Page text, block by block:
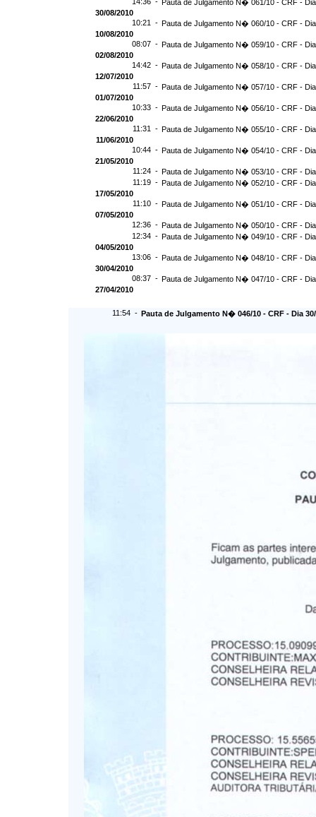
Pauta de Julgamento N� 061/10 - CRF -
30/08/2010
10:21 - Pauta de Julgamento N� 060/10 - CRF -
10/08/2010
08:07 - Pauta de Julgamento N� 059/10 - CRF -
02/08/2010
14:42 - Pauta de Julgamento N� 058/10 - CRF -
12/07/2010
11:57 - Pauta de Julgamento N� 057/10 - CRF -
01/07/2010
10:33 - Pauta de Julgamento N� 056/10 - CRF -
22/06/2010
11:31 - Pauta de Julgamento N� 055/10 - CRF -
11/06/2010
10:44 - Pauta de Julgamento N� 054/10 - CRF -
21/05/2010
11:24 - Pauta de Julgamento N� 053/10 - CRF -
11:19 - Pauta de Julgamento N� 052/10 - CRF -
17/05/2010
11:10 - Pauta de Julgamento N� 051/10 - CRF -
07/05/2010
12:36 - Pauta de Julgamento N� 050/10 - CRF -
12:34 - Pauta de Julgamento N� 049/10 - CRF -
04/05/2010
13:06 - Pauta de Julgamento N� 048/10 - CRF -
30/04/2010
08:37 - Pauta de Julgamento N� 047/10 - CRF -
27/04/2010
11:54 - Pauta de Julgamento N� 046/10 - CRF - Dia 30/